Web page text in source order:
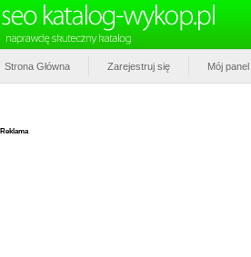
Strona Główna Zarejestruj się Mój panel
Reklama